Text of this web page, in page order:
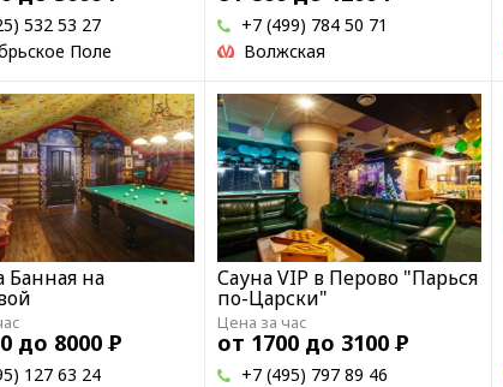
Поле
532 53 27
Волжская
+7 (499) 784 50 71
Банная на
до 8000 Р
127 63 24
Сауна VIP в Перово "Парься
по-Царски"
Цена за час
от 1700 до 3100 Р
+7 (495) 797 89 46